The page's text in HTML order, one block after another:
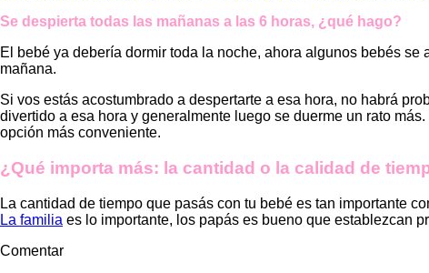
Se despierta todas las mañanas a las 6 horas, ¿qué hago?
El bebé ya debería dormir toda la noche, ahora algunos bebés
mañana.
Si vos estás acostumbrado a despertarte a esa hora, no habrá
divertido a esa hora y generalmente luego se duerme un rato
opción más conveniente.
¿Qué importa más: la cantidad o la calidad de
La cantidad de tiempo que pasás con tu bebé es tan importante
La familia es lo importante, los papás es bueno que establezcan
Comentar